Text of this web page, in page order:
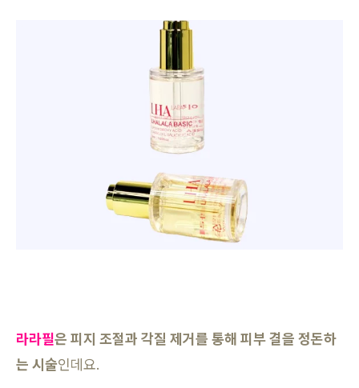
라라필은 피지 조절과 각질 제거를 통해 피부 결을 정돈하
는 시술인데요.